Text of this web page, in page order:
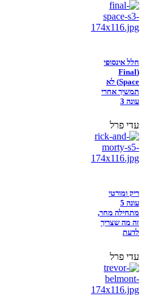
חלל אינסופי
(Final
Space) לא
תמשיך אחרי
עונה 3
עדי פרל
ריק ומורטי
עונה 5
מתחילה מחר,
זה מה שצריך
לדעת
עדי פרל